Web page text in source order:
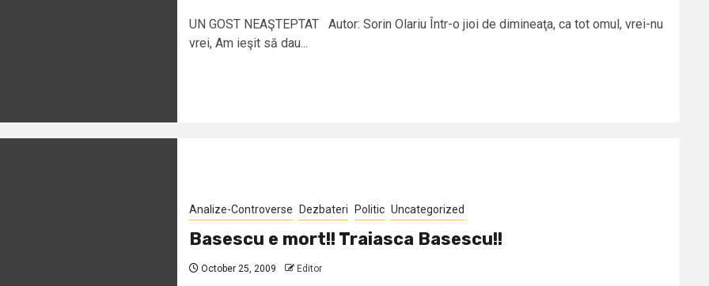
UN GOST NEAŞTEPTAT Autor: Sorin Olariu Într-o jioi de dimineaţa, ca tot omul, vrei-nu
vrei, Am ieşit să dau...
Analize-Controverse Dezbateri Politic Uncategorized
Basescu e mort!! Traiasca Basescu!!
October 25, 2009 Editor